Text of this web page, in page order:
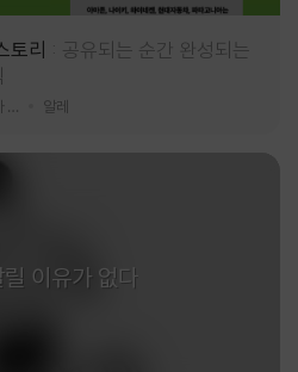
토리
공유되는 순간 완성되는
알레
이유가 없다